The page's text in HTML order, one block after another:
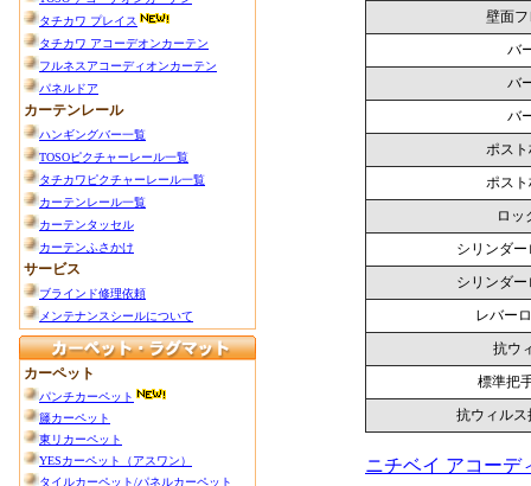
壁面フ
バ
バ
バ
ポスト
ポスト
ロッ
シリンダ
シリンダ
レバー
抗ウ
標準把
抗ウィル
ニチベイ アコーデ